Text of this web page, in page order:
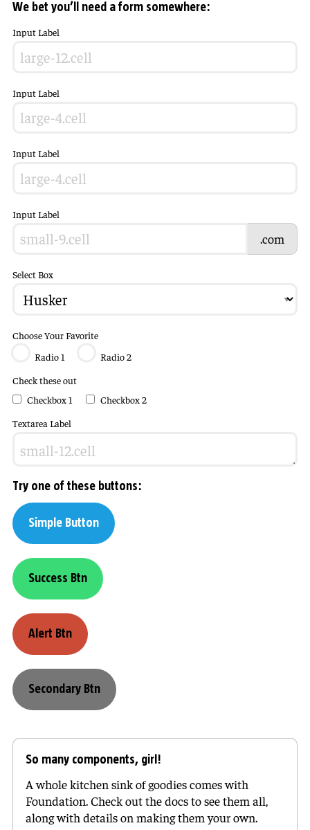
We bet you’ll need a form somewhere:
Input Label
Input Label
Input Label
Input Label
.com
Select Box
Choose Your Favorite
Radio 1
Radio 2
Check these out
Checkbox 1
Checkbox 2
Textarea Label
Try one of these buttons:
Simple Button
Success Btn
Alert Btn
Secondary Btn
So many components, girl!
A whole kitchen sink of goodies comes with
Foundation. Check out the docs to see them all,
along with details on making them your own.